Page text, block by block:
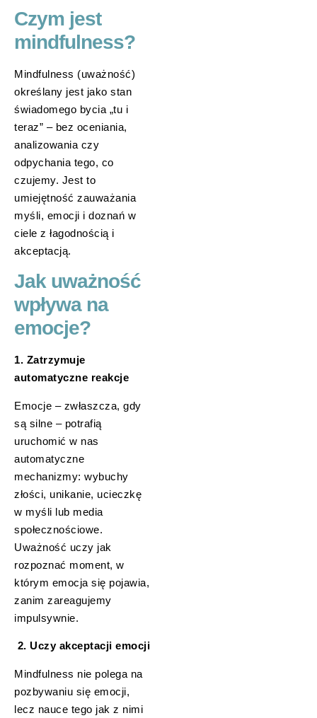
Czym jest
mindfulness?
Mindfulness (uważność)
określany jest jako stan
świadomego bycia „tu i
teraz” – bez oceniania,
analizowania czy
odpychania tego, co
czujemy. Jest to
umiejętność zauważania
myśli, emocji i doznań w
ciele z łagodnością i
akceptacją.
Jak uważność
wpływa na
emocje?
1. Zatrzymuje
automatyczne reakcje
Emocje – zwłaszcza, gdy
są silne – potrafią
uruchomić w nas
automatyczne
mechanizmy: wybuchy
złości, unikanie, ucieczkę
w myśli lub media
społecznościowe.
Uważność uczy jak
rozpoznać moment, w
którym emocja się pojawia,
zanim zareagujemy
impulsywnie.
2. Uczy akceptacji emocji
Mindfulness nie polega na
pozbywaniu się emocji,
lecz nauce tego jak z nimi